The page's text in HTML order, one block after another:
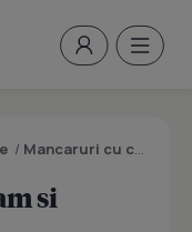
/ Mancaruri cu carne
si